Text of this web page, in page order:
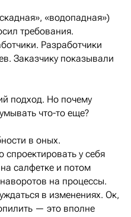
«водопадная»)
требования.
Разработчики
Заказчику показывали
подход. Но почему
что-то еще?
в оных.
у себя
салфетке и потом
на процессы.
в изменениях. Ок,
— это вполне